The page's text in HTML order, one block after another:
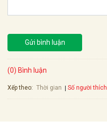
Gửi bình luận
(0) Bình luận
Xếp theo: Thời gian Số người thích